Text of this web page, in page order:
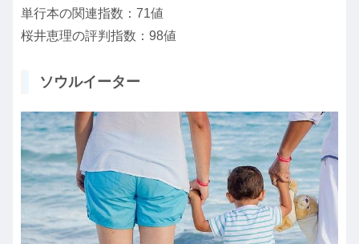
単行本の関連指数：71値
桜井恵理の評判指数：98値
ソウルイーター